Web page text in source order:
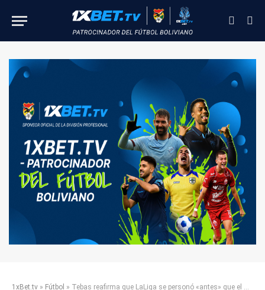
1xBet.tv » Fútbol » Tebas reafirma que LaLiga se personó «antes» que el Real Madrid en el ‘caso Negreira’